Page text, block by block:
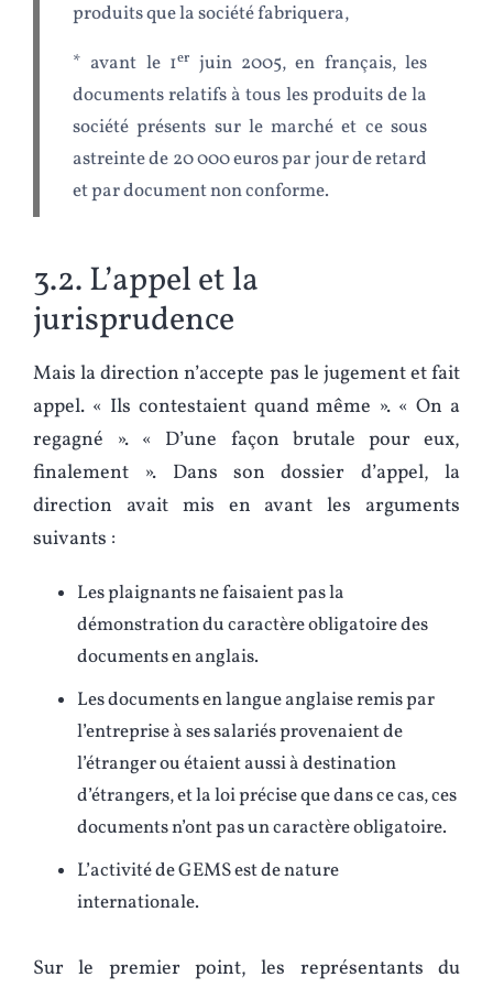
produits que la société fabriquera,
* avant le 1er juin 2005, en français, les
documents relatifs à tous les produits de la
société présents sur le marché et ce sous
astreinte de 20 000 euros par jour de retard
et par document non conforme.
3.2. L’appel et la
jurisprudence
Mais la direction n’accepte pas le jugement et fait
appel. « Ils contestaient quand même ». « On a
regagné ». « D’une façon brutale pour eux,
finalement ». Dans son dossier d’appel, la
direction avait mis en avant les arguments
suivants :
Les plaignants ne faisaient pas la
démonstration du caractère obligatoire des
documents en anglais.
Les documents en langue anglaise remis par
l’entreprise à ses salariés provenaient de
l’étranger ou étaient aussi à destination
d’étrangers, et la loi précise que dans ce cas, ces
documents n’ont pas un caractère obligatoire.
L’activité de GEMS est de nature
internationale.
Sur le premier point, les représentants du